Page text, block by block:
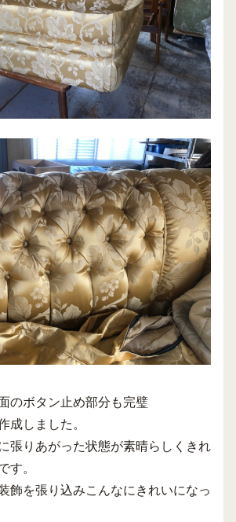
のボタン止め部分も完璧
成しました。
張りあがった状態が素晴らしくきれ
す。
飾を張り込みこんなにきれいになっ